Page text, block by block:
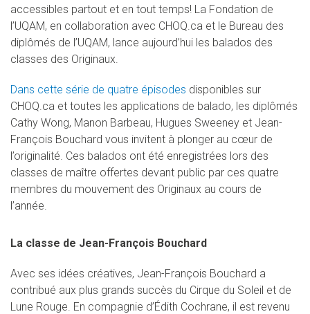
accessibles partout et en tout temps! La Fondation de
l’UQAM, en collaboration avec CHOQ.ca et le Bureau des
diplômés de l’UQAM, lance aujourd’hui les balados des
classes des Originaux.
Dans cette série de quatre épisodes disponibles sur
CHOQ.ca et toutes les applications de balado, les diplômés
Cathy Wong, Manon Barbeau, Hugues Sweeney et Jean-
François Bouchard vous invitent à plonger au cœur de
l’originalité. Ces balados ont été enregistrées lors des
classes de maître offertes devant public par ces quatre
membres du mouvement des Originaux au cours de
l’année.
La classe de Jean-François Bouchard
Avec ses idées créatives, Jean-François Bouchard a
contribué aux plus grands succès du Cirque du Soleil et de
Lune Rouge. En compagnie d’Édith Cochrane, il est revenu